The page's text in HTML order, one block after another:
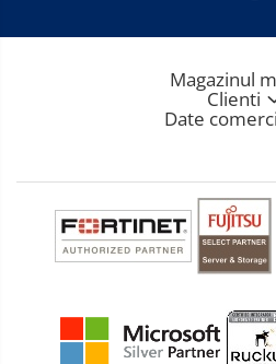
Magazinul
Clienti
Date